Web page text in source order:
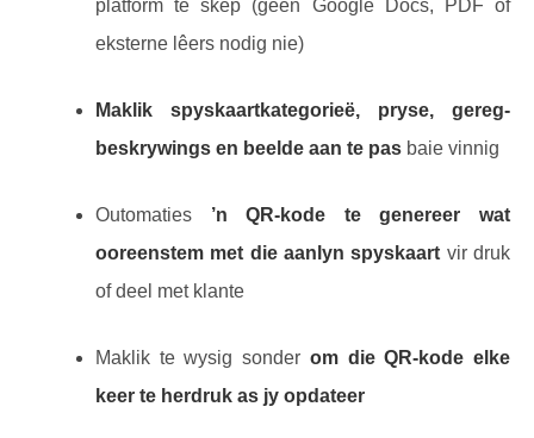
platform te skep (geen Google Docs, PDF of
eksterne lêers nodig nie)
Maklik spyskaartkategorieë, pryse, gereg-
beskrywings en beelde aan te pas baie vinnig
Outomaties ’n QR-kode te genereer wat
ooreenstem met die aanlyn spyskaart vir druk
of deel met klante
Maklik te wysig sonder om die QR-kode elke
keer te herdruk as jy opdateer